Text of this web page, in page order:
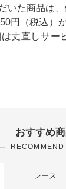
いた商品は
円（税込）
丈直しサー
おすすめ
レース